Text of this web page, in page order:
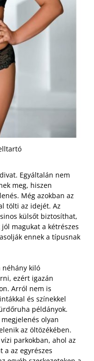
Egyáltalán nem
meg, hiszen
Még azokban az
tölti az idejét. Az
külsőt biztosíthat,
magukat a kétrészes
ennek a típusnak
néhány kiló
ezért igazán
Arról nem is
és színekkel
példányok.
olyan
az öltözékében.
parkokban, ahol az
a az egyrészes